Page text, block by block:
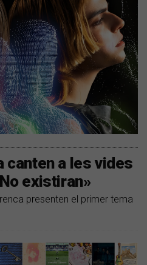
canten a les vides
existiran»
presenten el primer tema